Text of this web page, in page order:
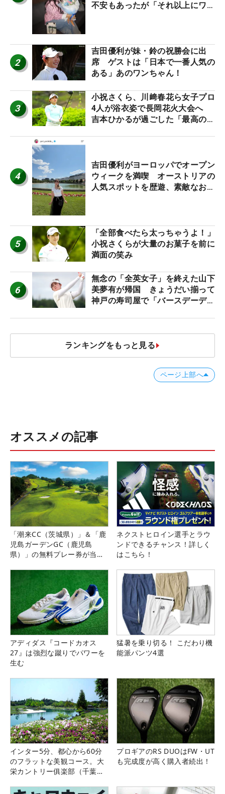
不安もあったが「それ以上にワク
2
吉田優利が妹・鈴の祝勝会に出
席 ゲストは「日本で一番人気の
ある」あのワンちゃん！
3
小祝さくら、川﨑春花ら女子プロ
4人が浴衣姿で長岡花火大会へ
吉本ひかるが過ごした「最高の夏
4
吉田優利がヨーロッパでオープン
ウィークを満喫 オーストリアの
人気スポットを歴遊、素敵なお土
5
「全部食べたら太っちゃうよ！」
小祝さくらが大量のお菓子を前に
満面の笑み
6
無念の「全英女子」を終えた山下
美夢有が帰国 きょうだい揃って
神戸の寿司屋で「バースデーディ
ランキングをもっと見る
ページ上部へ
オススメの記事
「潮来CC（茨城県）」＆「鹿
児島ガーデンGC（鹿児島
県）」の無料プレー券が当た
ネクストヒロイン選手とラウ
ンドできるチャンス！詳しく
はこちら！
アディダス『コードカオス
27』は強烈な蹴りでパワーを
生む
猛暑を乗り切る！ こだわり機
能派パンツ4選
インター5分、都心から60分
のフラットな美観コース。大
栄カントリー俱楽部（千葉
プロギアのRS DUOはFW・UT
も完成度が高く購入者続出！